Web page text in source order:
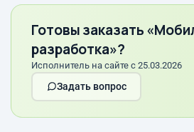
Готовы заказать
разработка»?
Исполнитель на сайте с 25.03.2026
Задать вопрос